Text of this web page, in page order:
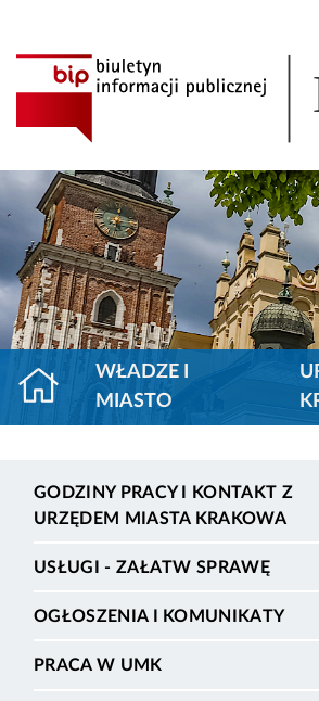
WŁADZE I
MIASTO
GODZINY PRACY I KONTAKT Z
URZĘDEM MIASTA KRAKOWA
USŁUGI - ZAŁATW SPRAWĘ
OGŁOSZENIA I KOMUNIKATY
PRACA W UMK